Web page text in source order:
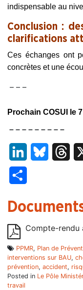
indispensable au
Conclusion :
clarifications
Ces échanges ont
concrètes et une
– – –
Prochain COSUI le
– – – – – – – – –
LinkedInBluesky
Compte-rendu
PPMR, Plan de
interventions sur BAU,
prévention, accident,
Posted in Le Pôle
travail